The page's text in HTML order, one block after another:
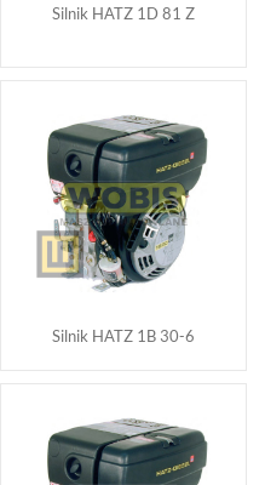
Silnik HATZ 1D 81 Z
Silnik HATZ 1B 30-6